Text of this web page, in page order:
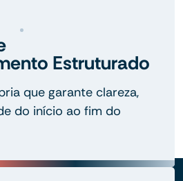
Estruturado
que garante clareza,
do início ao fim do